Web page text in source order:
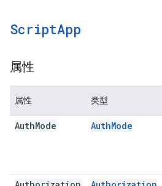
ScriptApp
属性
属性 类型
AuthMode AuthMode